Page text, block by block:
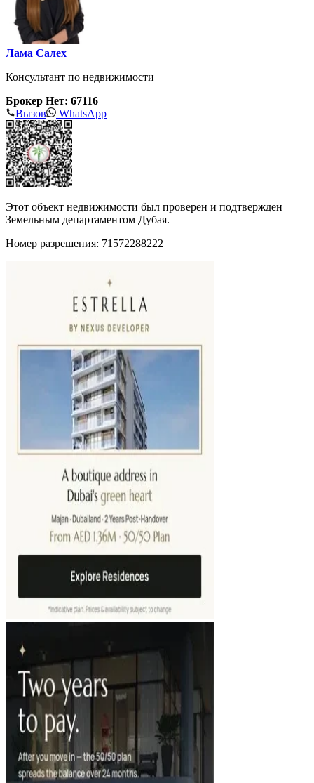
Лама Салех
Консультант по недвижимости
Брокер Нет: 67116
Вызов
WhatsApp
Этот объект недвижимости был проверен и подтвержден
Земельным департаментом Дубая.
Номер разрешения: 71572288222